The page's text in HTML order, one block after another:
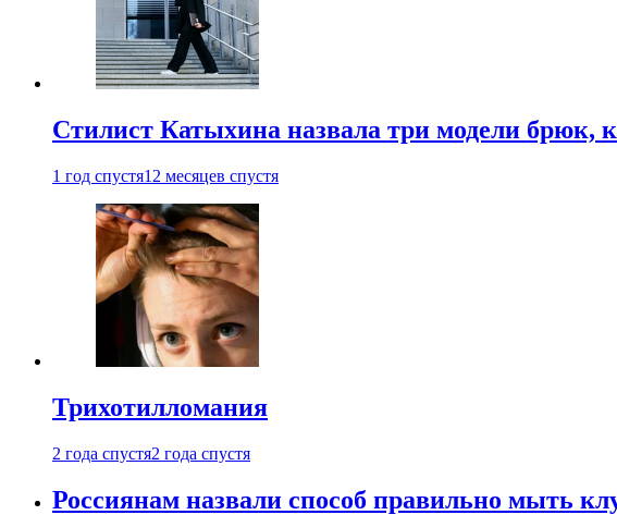
Стилист Катыхина назвала три модели брюк,
1 год спустя12 месяцев спустя
Трихотилломания
2 года спустя2 года спустя
Россиянам назвали способ правильно мыть